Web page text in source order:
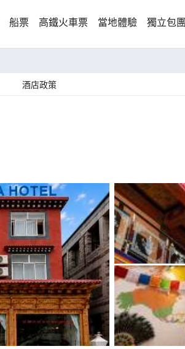
船票 高鐵火車票 當地體驗 獨立包團
酒店政策